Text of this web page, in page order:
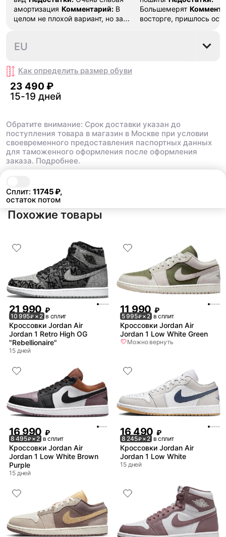
Сплит: 11745₽,
остаток потом
амортизация Комментарий: В
целом не плохой вариант, но за
баскетбольных кроссовок
Большемерят
восторге, пришлось
38.5
EU
Как определить размер обуви
23 490 ₽
15-19 дней
Обратите внимание: Срок доставки указан до
поступления товара в магазин в Москве при условии
своевременного предоставления паспортных данных
для таможенного оформления после оформления
заказа. Подробнее.
Похожие товары
21 990 ₽
10 995₽ × 2 в сплит
Кроссовки Jordan Air
Jordan 1 Retro High OG
"Rebellionaire"
15 дней
11 990 ₽
5 995₽× 2 в сплит
Кроссовки Jordan Air
Jordan 1 Low White Green
Можно вернуть
16 990 ₽
8 495₽× 2 в сплит
Кроссовки Jordan Air
Jordan 1 Low White Brown
Purple
15 дней
16 490 ₽
8 245₽× 2 в сплит
Кроссовки Jordan Air
Jordan 1 Low White
15 дней